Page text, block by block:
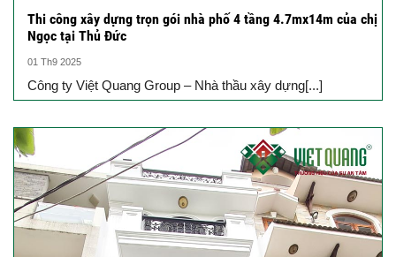
Thi công xây dựng trọn gói nhà phố 4 tầng 4.7mx14m của chị
Ngọc tại Thủ Đức
01 Th9 2025
Công ty Việt Quang Group – Nhà thầu xây dựng[...]